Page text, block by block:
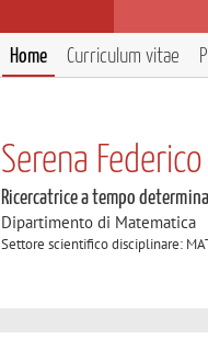
Home Curriculum vitae
Serena Federico
Ricercatrice a tempo
Dipartimento di Matematica
Settore scientifico disciplinare: